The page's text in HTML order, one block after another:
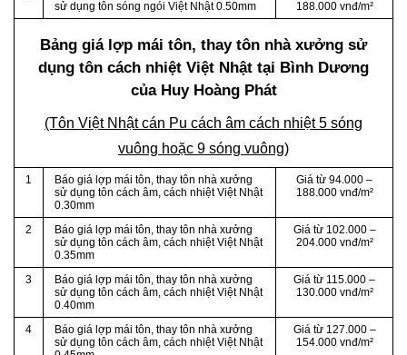
sử dụng tôn sóng ngói Việt Nhật 0.50mm
188.000 vnđ/m²
Bảng giá lợp mái tôn, thay tôn nhà xưởng sử
dụng tôn cách nhiệt Việt Nhật tại Bình Dương
của Huy Hoàng Phát
(Tôn Việt Nhật cán Pu cách âm cách nhiệt 5 sóng
vuông hoặc 9 sóng vuông)
1
Báo giá lợp mái tôn, thay tôn nhà xưởng
sử dụng tôn cách âm, cách nhiệt Việt Nhật
0.30mm
Giá từ 94.000 –
188.000 vnđ/m²
2
Báo giá lợp mái tôn, thay tôn nhà xưởng
sử dụng tôn cách âm, cách nhiệt Việt Nhật
0.35mm
Giá từ 102.000 –
204.000 vnđ/m²
3
Báo giá lợp mái tôn, thay tôn nhà xưởng
sử dụng tôn cách âm, cách nhiệt Việt Nhật
0.40mm
Giá từ 115.000 –
130.000 vnđ/m²
4
Báo giá lợp mái tôn, thay tôn nhà xưởng
sử dụng tôn cách âm, cách nhiệt Việt Nhật
Giá từ 127.000 –
154.000 vnđ/m²